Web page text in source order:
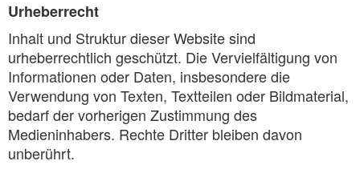
Urheberrecht
Inhalt und Struktur dieser Website sind
urheberrechtlich geschützt. Die Vervielfältigung von
Informationen oder Daten, insbesondere die
Verwendung von Texten, Textteilen oder Bildmaterial,
bedarf der vorherigen Zustimmung des
Medieninhabers. Rechte Dritter bleiben davon
unberührt.